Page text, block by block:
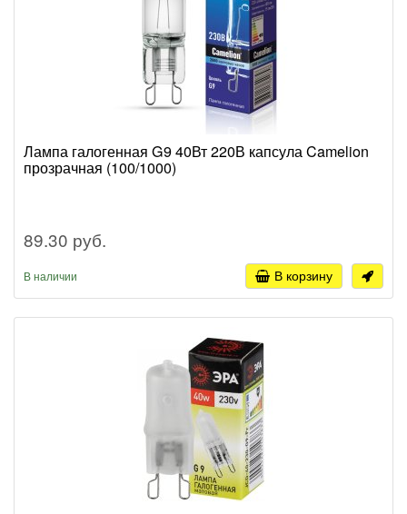
Лампа галогенная G9 40Вт 220В капсула Camelion
прозрачная (100/1000)
89.30 руб.
В наличии В корзину